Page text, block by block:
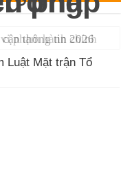
thông tin 2026
Luật Mặt trận Tổ